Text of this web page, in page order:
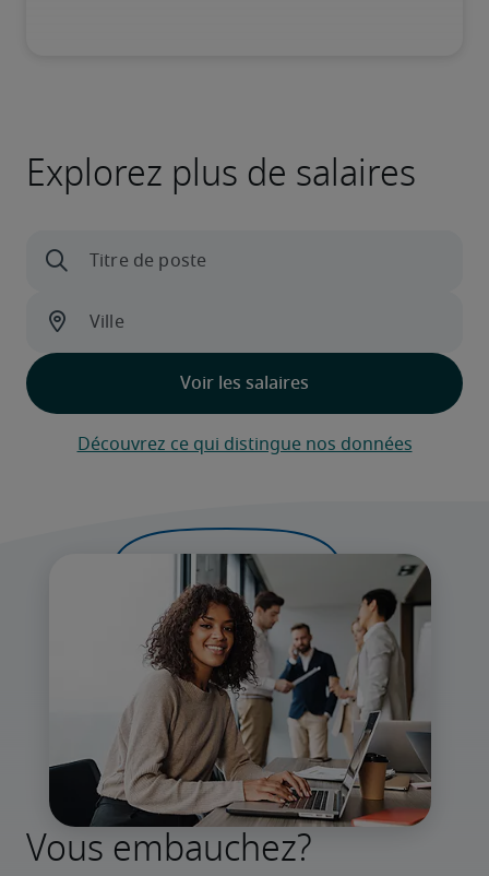
Explorez plus de salaires
Découvrez ce qui distingue nos données
Vous embauchez?